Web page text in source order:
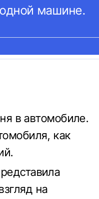
машине.
в автомобиле.
как
на